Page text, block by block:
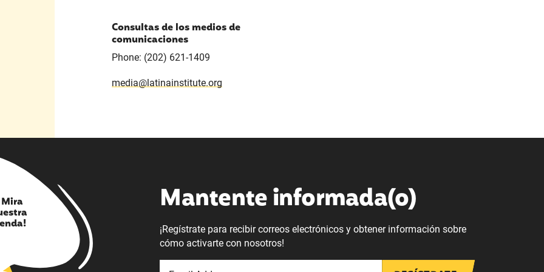
Consultas de los medios de
comunicaciones
Phone: (202) 621-1409
media@latinainstitute.org
Mira Mantente informada(o)
¡Regístrate para recibir correos electrónicos y obtener información sobre
cómo activarte con nosotros!